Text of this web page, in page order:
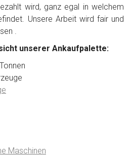
wird, ganz egal in welchem
Unsere Arbeit wird fair und
.
unserer Ankaufpalette:
Maschinen